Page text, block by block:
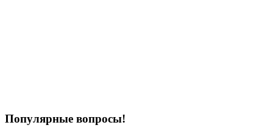
Популярные вопросы!